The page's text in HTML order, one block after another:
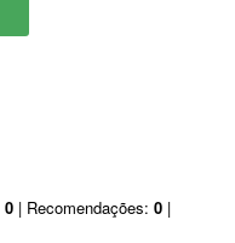
0 | Recomendações: 0 |